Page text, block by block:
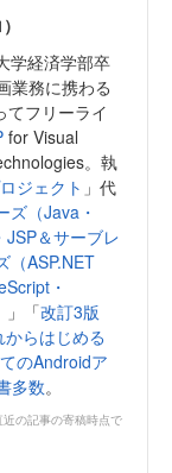
学経済学部卒
業務に携わる
てフリーライ
for Visual
。執
ジェクト 」代
ズ（Java・
＆サーブレ
（ASP.NET
・
」「改訂3版
からはじめる
のAndroidア
多数。
の記事の寄稿時点で